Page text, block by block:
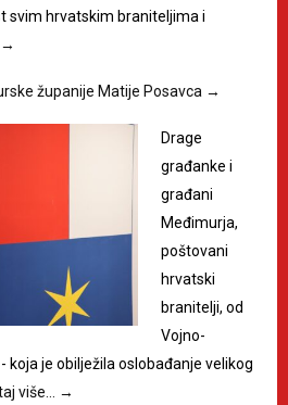
svim hrvatskim braniteljima i
→
županije Matije Posavca →
Drage
građanke i
građani
Međimurja,
poštovani
hrvatski
branitelji, od
Vojno-
koja je obilježila oslobađanje velikog
više… →